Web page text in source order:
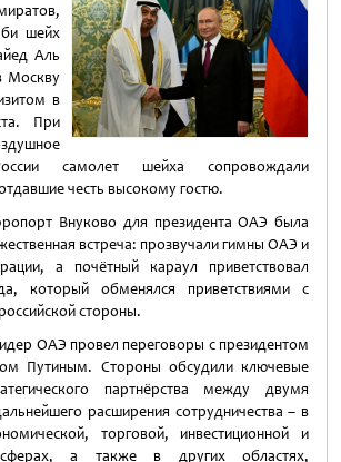
шейх
Аль
Москву
в
При
самолет шейха сопровождали
честь высокому гостю.
Внуково для президента ОАЭ была
встреча: прозвучали гимны ОАЭ и
а почётный караул приветствовал
который обменялся приветствиями с
стороны.
ОАЭ провел переговоры с президентом
Путиным. Стороны обсудили ключевые
партнёрства между двумя
расширения сотрудничества – в
торговой, инвестиционной и
сферах, а также в других областях,